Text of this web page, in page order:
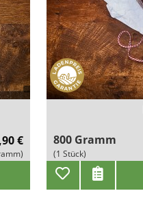
€
800 Gramm
(1 Stück)